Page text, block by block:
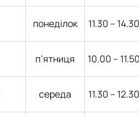
понеділок 11.30 – 14.30
п’ятниця 10.00 –
середа 11.30 – 12.30